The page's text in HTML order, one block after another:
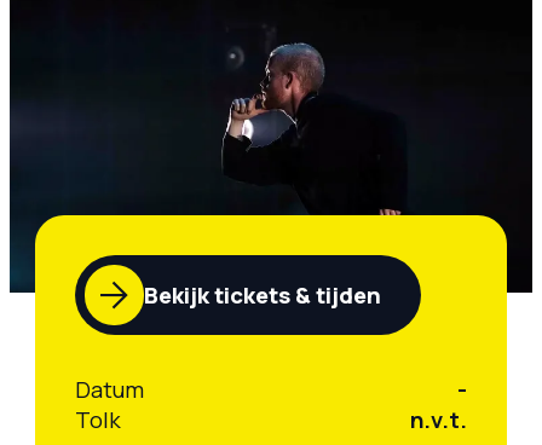
Bekijk tickets & tijden
Datum
-
Tolk
n.v.t.